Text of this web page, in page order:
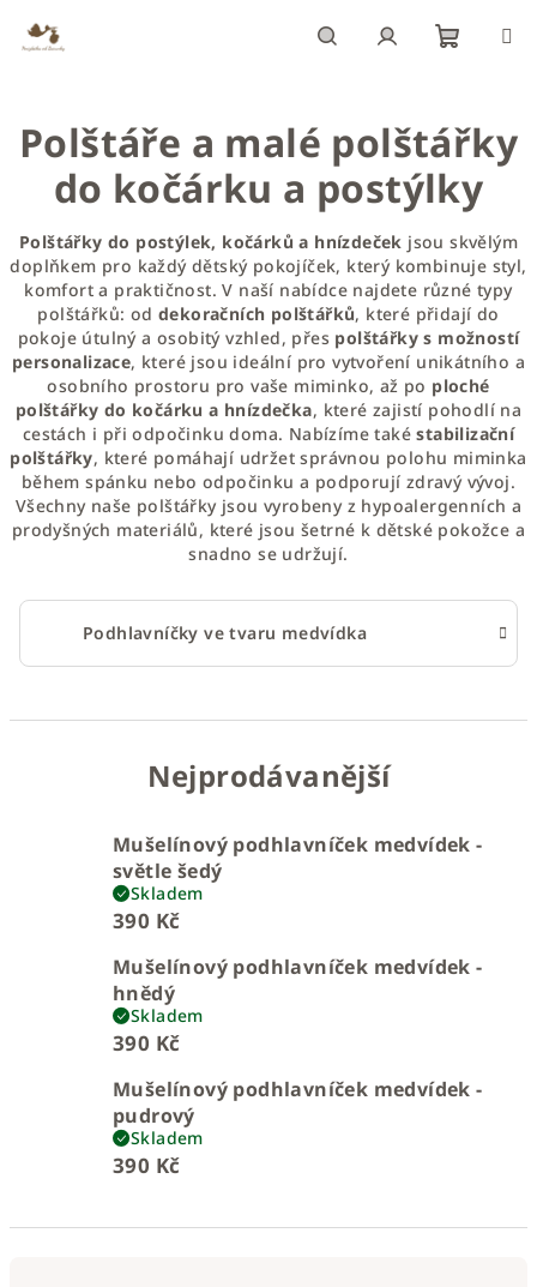
obsah
košík
Polštáře a malé polštářky
do kočárku a postýlky
Polštářky do postýlek, kočárků a hnízdeček jsou skvělým
doplňkem pro každý dětský pokojíček, který kombinuje styl,
komfort a praktičnost. V naší nabídce najdete různé typy
polštářků: od dekoračních polštářků, které přidají do
pokoje útulný a osobitý vzhled, přes polštářky s možností
personalizace, které jsou ideální pro vytvoření unikátního a
osobního prostoru pro vaše miminko, až po ploché
polštářky do kočárku a hnízdečka, které zajistí pohodlí na
cestách i při odpočinku doma. Nabízíme takéstabilizační
polštářky, které pomáhají udržet správnou polohu miminka
během spánku nebo odpočinku a podporují zdravý vývoj.
Všechny naše polštářky jsou vyrobeny z hypoalergenních a
prodyšných materiálů, které jsou šetrné k dětské pokožce a
snadno se udržují.
Podhlavníčky ve tvaru medvídka
Nejprodávanější
Mušelínový podhlavníček medvídek -
světle šedý
Skladem
390 Kč
Mušelínový podhlavníček medvídek -
hnědý
Skladem
390 Kč
Mušelínový podhlavníček medvídek -
pudrový
Skladem
390 Kč